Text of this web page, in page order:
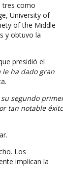
tres como
University of
of the Middle
y obtuvo la
presidió el
le ha dado gran
segundo
tan notable éxito
Los
implican la